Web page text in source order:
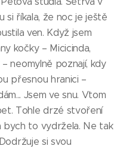
si říkala, že noc je ještě
ven. Když jsem
kočky – Micicinda,
neomylně poznají, kdy
přesnou hranici –
Jsem ve snu. Vtom
Tohle drzé stvoření
bych to vydržela. Ne tak
si svou